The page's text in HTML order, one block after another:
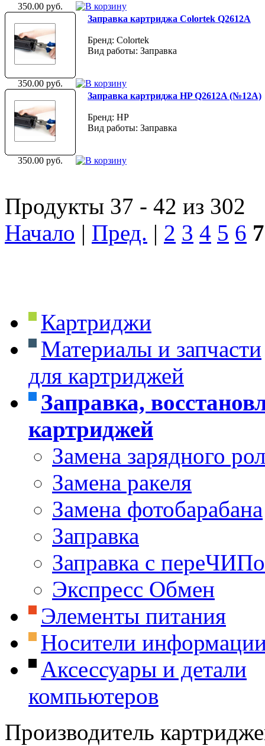
350.00 руб.
Заправка картриджа Colortek Q2612A
Бренд: Colortek
Вид работы: Заправка
350.00 руб.
Заправка картриджа HP Q2612A (№12A)
Бренд: HP
Вид работы: Заправка
350.00 руб.
Продукты 37 - 42 из 302
Начало | Пред. | 2 3 4 5 6 7
Картриджи
Материалы и запчасти
для картриджей
Заправка,
картриджей
Замена зарядного
Замена ракеля
Замена фотобарабана
Заправка
Заправка с
Экспресс Обмен
Элементы питания
Носители
Аксессуары и детали
компьютеров
Производитель